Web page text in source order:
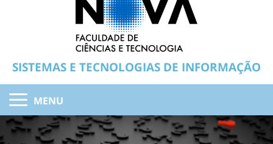
SISTEMAS E TECNOLOGIAS DE INFORMAÇÃO
MENU